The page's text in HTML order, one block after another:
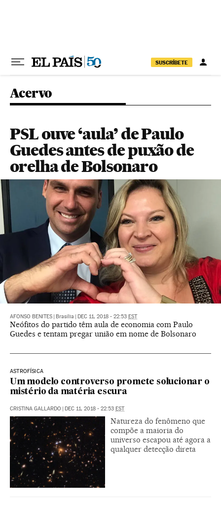
SUSCRÍBETE
Acervo
PSL ouve ‘aula’ de Paulo
Guedes antes de puxão de
orelha de Bolsonaro
AFONSO BENITES Brasília DEC 11, 2018 - 22:53 EST
Neófitos do partido têm aula de economia com Paulo
Guedes e tentam pregar união em nome de Bolsonaro
ASTROFÍSICA
Um modelo controverso promete solucionar o
mistério da matéria escura
CRISTINA GALLARDO DEC 11, 2018 - 22:53 EST
Natureza do fenômeno que
compõe a maioria do
universo escapou até agora a
qualquer detecção direta